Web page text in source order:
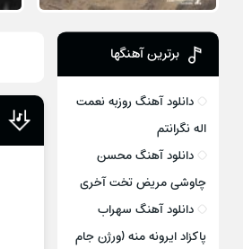
برترین آهنگها
دانلود آهنگ روزبه نعمت
اله نگرانتم
دانلود آهنگ محسن
چاوشی مریض تخت آخری
دانلود آهنگ سهراب
پاکزاد ایرونه منه (ورژن جام